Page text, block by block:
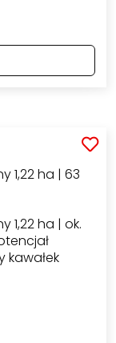
1,22 ha | 63
1,22 ha | ok.
kawałek